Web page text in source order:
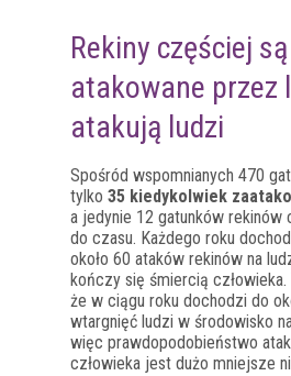
Rekiny częściej są
atakowane przez
atakują ludzi
Spośród wspomnianych 470
tylko 35 kiedykolwiek
a jedynie 12 gatunków rekinów
do czasu. Każdego roku
około 60 ataków rekinów na
kończy się śmiercią
że w ciągu roku dochodzi do
wtargnięć ludzi w środowisko
więc prawdopodobieństwo
człowieka jest dużo mniejsze